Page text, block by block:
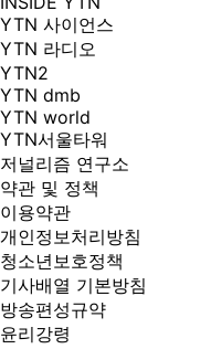
YTN 사이언스
YTN 라디오
YTN2
YTN dmb
YTN world
YTN서울타워
저널리즘 연구소
약관 및 정책
이용약관
개인정보처리방침
청소년보호정책
기사배열 기본방침
방송편성규약
윤리강령